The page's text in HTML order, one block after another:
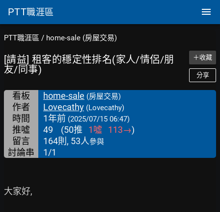
PTT職涯區
PTT職涯區 / home-sale (房屋交易)
[請益] 租客的穩定性排名(家人/情侶/朋
友/同事)
＋收藏
分享
看板 home-sale (房屋交易)
作者 Lovecathy (Lovecathy)
時間 1年前 (2025/07/15 06:47)
推噓 49 (50推 1噓 113→)
留言
164則, 53人參與
討論串 1/1
大家好,